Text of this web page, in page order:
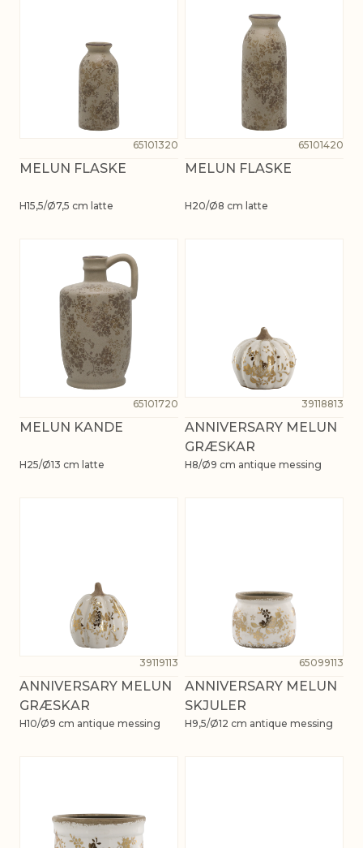
65101320
MELUN FLASKE
H15,5/Ø7,5 cm latte
65101420
MELUN FLASKE
H20/Ø8 cm latte
65101720
MELUN KANDE
H25/Ø13 cm latte
39118813
ANNIVERSARY MELUN
GRÆSKAR
H8/Ø9 cm antique messing
39119113
ANNIVERSARY MELUN
GRÆSKAR
H10/Ø9 cm antique messing
65099113
ANNIVERSARY MELUN
SKJULER
H9,5/Ø12 cm antique messing